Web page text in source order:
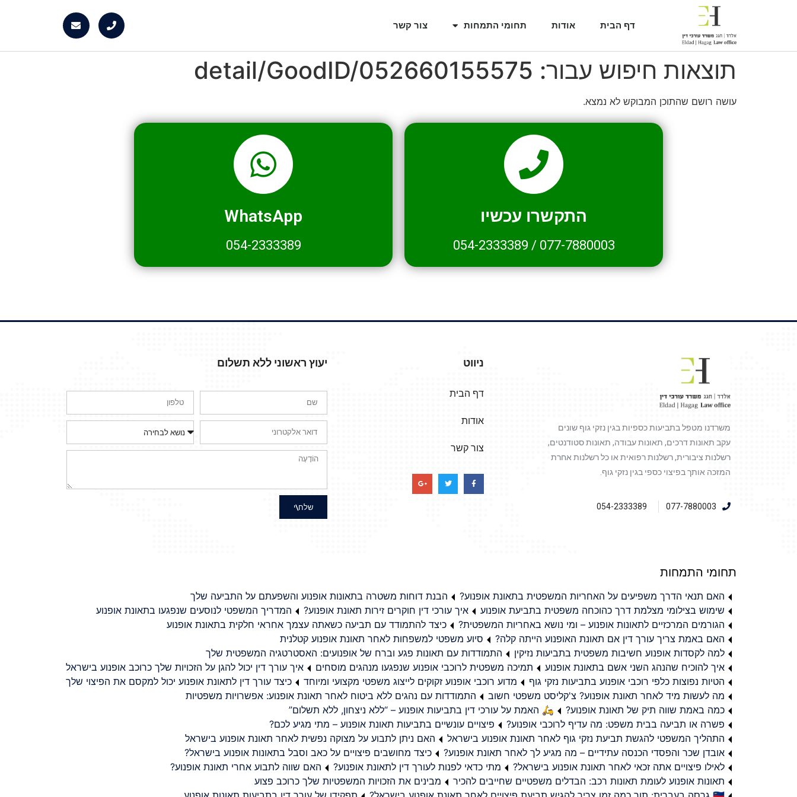
דף הבית אודות תחומי התמחות צור קשר
תוצאות חיפוש עבור: detail/GoodID/052660155575
עושה רושם שהתוכן המבוקש לא נמצא.
התקשרו עכשיו
077-7880003
/
054-2333389
WhatsApp
054-2333389
משרדנו מטפל בתביעות כספיות בגין נזקי גוף שונים
עקב תאונות דרכים, תאונות עבודה, תאונות סטודנטים,
רשלנות ציבורית, רשלנות רפואית או כל רשלנות אחרת
המזכה אותך בפיצוי כספי בגין נזקי גוף.
077-7880003
054-2333389
ניווט
דף הבית
אודות
צור קשר
יעוץ ראשוני ללא תשלום
שלח\י
תחומי התמחות
האם תנאי הדרך משפיעים על האחריות המשפטית בתאונת אופנוע?
הבנת דוחות משטרה בתאונות אופנוע והשפעתם על התביעה שלך
שימוש בצילומי מצלמת דרך כהוכחה משפטית בתביעת אופנוע
איך עורכי דין חוקרים זירות תאונת אופנוע?
המדריך המשפטי לנוסעים שנפגעו בתאונת אופנוע
הגורמים המרכזיים לתאונות אופנוע – ומי נושא באחריות המשפטית?
כיצד להתמודד עם תביעה כשאתה עצמך אחראי חלקית בתאונת אופנוע
האם באמת צריך עורך דין אם תאונת האופנוע הייתה קלה?
סיוע משפטי למשפחות לאחר תאונת אופנוע קטלנית
למה לקסדות אופנוע חשיבות משפטית בתביעות נזיקין
התמודדות עם תאונות פגע וברח של אופנועים: האסטרטגיה המשפטית שלך
איך להוכיח שהנהג השני אשם בתאונת אופנוע
תמיכה משפטית לרוכבי אופנוע שנפגעו מנהגים מוסחים
איך עורך דין יכול להגן על הזכויות שלך כרוכב אופנוע בישראל
הטיות נפוצות כלפי רוכבי אופנוע בתביעות נזקי גוף
מדוע רוכבי אופנוע זקוקים לייצוג משפטי מקצועי ומיוחד
כיצד עורך דין לתאונת אופנוע יכול למקסם את הפיצוי שלך
מה לעשות מיד לאחר תאונת אופנוע? צ'קליסט משפטי חשוב
התמודדות עם נהגים ללא ביטוח לאחר תאונת אופנוע: אפשרויות משפטיות
כמה באמת שווה תיק של תאונת אופנוע?
🛵 האמת על עורכי דין בתביעות אופנוע – “ללא ניצחון, ללא תשלום”
פשרה או תביעה בבית משפט: מה עדיף לרוכבי אופנוע?
פיצויים עונשיים בתביעות תאונת אופנוע – מתי מגיע לכם?
התהליך המשפטי להגשת תביעת נזקי גוף לאחר תאונת אופנוע בישראל
האם ניתן לתבוע על מצוקה נפשית לאחר תאונת אופנוע בישראל
אובדן שכר והפסדי הכנסה עתידיים – מה מגיע לך לאחר תאונת אופנוע?
כיצד מחושבים פיצויים על כאב וסבל בתאונות אופנוע בישראל?
לאילו פיצויים אתה זכאי לאחר תאונת אופנוע בישראל?
מתי כדאי לפנות לעורך דין לתאונת אופנוע?
האם שווה לתבוע אחרי תאונת אופנוע?
תאונות אופנוע לעומת תאונות רכב: הבדלים משפטיים שחייבים להכיר
מבינים את הזכויות המשפטיות שלך כרוכב פצוע